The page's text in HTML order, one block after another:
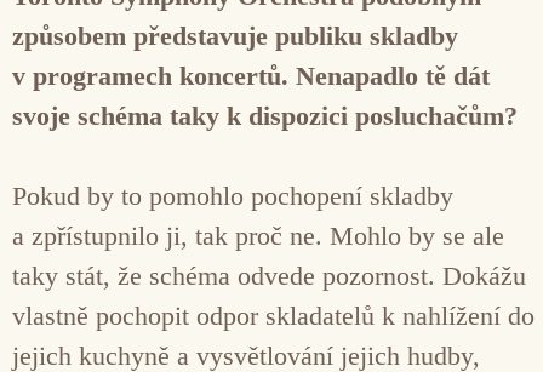
způsobem představuje publiku skladby
v programech koncertů. Nenapadlo tě dát
svoje schéma taky k dispozici posluchačům?
Pokud by to pomohlo pochopení skladby
a zpřístupnilo ji, tak proč ne. Mohlo by se ale
taky stát, že schéma odvede pozornost. Dokážu
vlastně pochopit odpor skladatelů k nahlížení do
jejich kuchyně a vysvětlování jejich hudby,